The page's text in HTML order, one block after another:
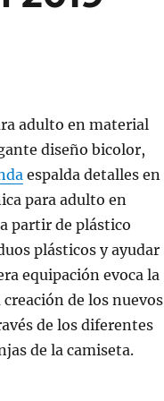
adulto en material
diseño bicolor,
espalda detalles en
para adulto en
partir de plástico
plásticos y ayudar
equipación evoca la
de los nuevos
de los diferentes
de la camiseta.